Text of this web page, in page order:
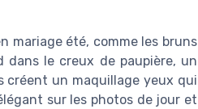
mariage été, comme les bruns
dans le creux de paupière, un
créent un maquillage yeux qui
sur les photos de jour et